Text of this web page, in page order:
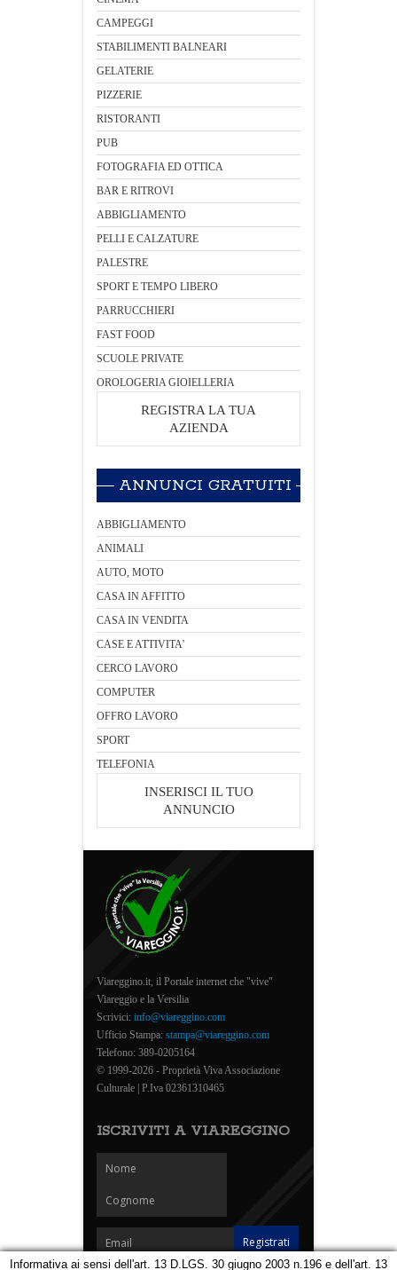
CAMPEGGI
STABILIMENTI BALNEARI
GELATERIE
PIZZERIE
RISTORANTI
PUB
FOTOGRAFIA ED OTTICA
BAR E RITROVI
ABBIGLIAMENTO
PELLI E CALZATURE
PALESTRE
SPORT E TEMPO LIBERO
PARRUCCHIERI
FAST FOOD
SCUOLE PRIVATE
OROLOGERIA GIOIELLERIA
REGISTRA LA TUA
AZIENDA
ANNUNCI GRATUITI
ABBIGLIAMENTO
ANIMALI
AUTO, MOTO
CASA IN AFFITTO
CASA IN VENDITA
CASE E ATTIVITA'
CERCO LAVORO
COMPUTER
OFFRO LAVORO
SPORT
TELEFONIA
INSERISCI IL TUO
ANNUNCIO
Viareggino.it, il Portale internet che "vive"
Viareggio e la Versilia
Scrivici: info@viareggino.com
Ufficio Stampa: stampa@viareggino.com
Telefono: 389-0205164
© 1999-2026 - Proprietà Viva Associazione
Culturale | P.Iva 02361310465
ISCRIVITI A VIAREGGINO
Informativa ai sensi dell'art. 13 D.LGS. 30 giugno 2003 n.196 e dell'art. 13